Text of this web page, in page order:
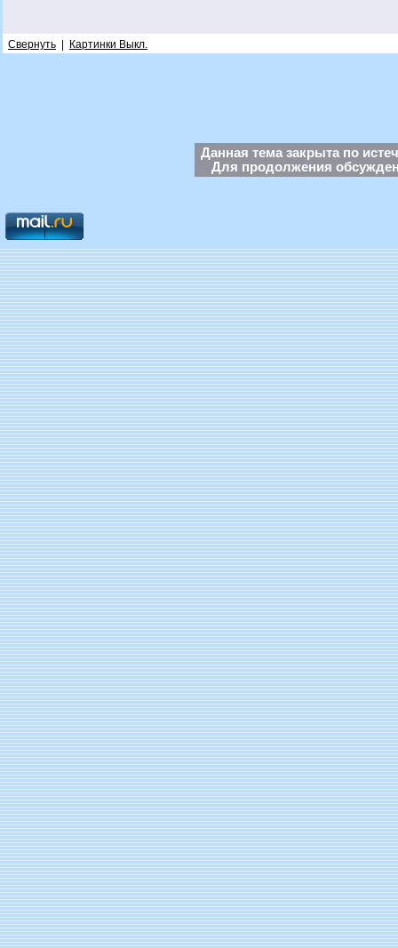
Свернуть Картинки Выкл.
Данная тема закрыта по
Для продолжения